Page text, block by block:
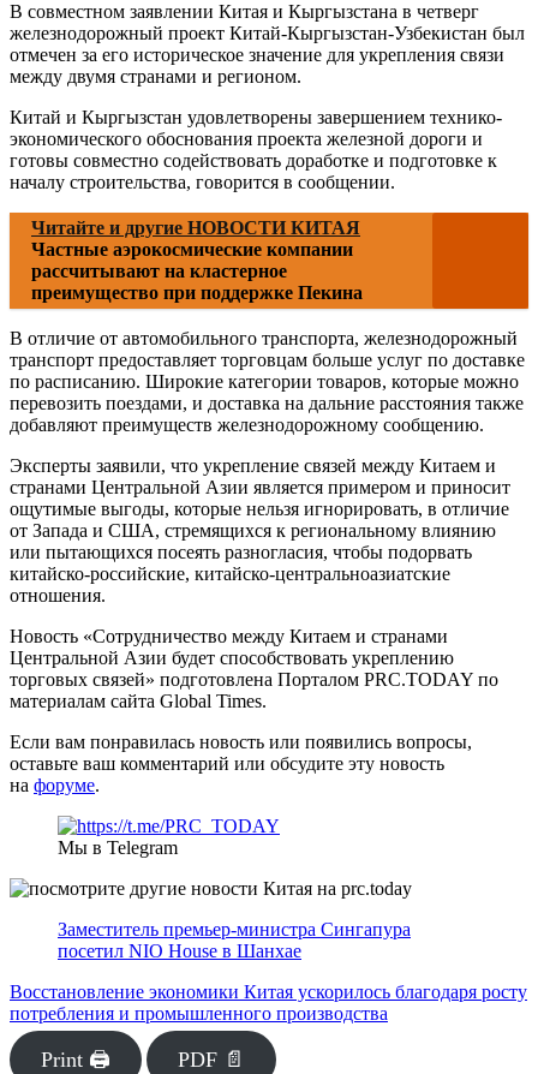
В совместном заявлении Китая и Кыргызстана в четверг
железнодорожный проект Китай-Кыргызстан-Узбекистан был
отмечен за его историческое значение для укрепления связи
между двумя странами и регионом.
Китай и Кыргызстан удовлетворены завершением технико-
экономического обоснования проекта железной дороги и
готовы совместно содействовать доработке и подготовке к
началу строительства, говорится в сообщении.
Читайте и другие НОВОСТИ КИТАЯ
Частные аэрокосмические компании
рассчитывают на кластерное
преимущество при поддержке Пекина
В отличие от автомобильного транспорта, железнодорожный
транспорт предоставляет торговцам больше услуг по доставке
по расписанию. Широкие категории товаров, которые можно
перевозить поездами, и доставка на дальние расстояния также
добавляют преимуществ железнодорожному сообщению.
Эксперты заявили, что укрепление связей между Китаем и
странами Центральной Азии является примером и приносит
ощутимые выгоды, которые нельзя игнорировать, в отличие
от Запада и США, стремящихся к региональному влиянию
или пытающихся посеять разногласия, чтобы подорвать
китайско-российские, китайско-центральноазиатские
отношения.
Новость «Сотрудничество между Китаем и странами
Центральной Азии будет способствовать укреплению
торговых связей» подготовлена Порталом PRC.TODAY по
материалам сайта Global Times.
Если вам понравилась новость или появились вопросы,
оставьте ваш комментарий или обсудите эту новость
на форуме.
Мы в Telegram
Заместитель премьер-министра Сингапура
посетил NIO House в Шанхае
Восстановление экономики Китая ускорилось благодаря росту
потребления и промышленного производства
Print 🖨 PDF 📄